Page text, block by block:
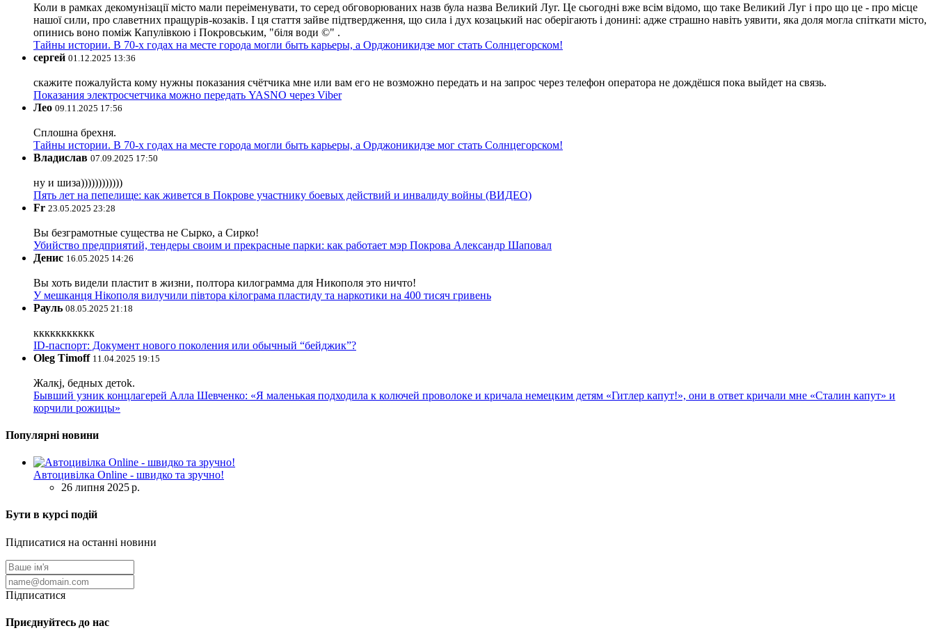
Коли в рамках декомунізації місто мали переіменувати, то серед обговорюваних назв була назва Великий Луг. Це сьогодні вже всім відомо, що таке Великий Луг і про що це - про місце
нашої сили, про славетних пращурів-козаків. І ця стаття зайве підтвердження, що сила і дух козацький нас оберігають і донині: адже страшно навіть уявити, яка доля могла спіткати місто,
опинись воно поміж Капулівкою і Покровським, "біля води ©" .
Тайны истории. В 70-х годах на месте города могли быть карьеры, а Орджоникидзе мог стать Солнцегорском!
сергей 01.12.2025 13:36
скажите пожалуйста кому нужны показания счётчика мне или вам его не возможно передать и на запрос через телефон оператора не дождёшся пока выйдет на связь.
Показания электросчетчика можно передать YASNO через Viber
Лео 09.11.2025 17:56
Сплошна брехня.
Тайны истории. В 70-х годах на месте города могли быть карьеры, а Орджоникидзе мог стать Солнцегорском!
Владислав 07.09.2025 17:50
ну и шиза))))))))))))
Пять лет на пепелище: как живется в Покрове участнику боевых действий и инвалиду войны (ВИДЕО)
Fr 23.05.2025 23:28
Вы безграмотные существа не Сырко, а Сирко!
Убийство предприятий, тендеры своим и прекрасные парки: как работает мэр Покрова Александр Шаповал
Денис 16.05.2025 14:26
Вы хоть видели пластит в жизни, полтора килограмма для Никополя это ничто!
У мешканця Нікополя вилучили півтора кілограма пластиду та наркотики на 400 тисяч гривень
Рауль 08.05.2025 21:18
ккккккккккк
ID-паспорт: Документ нового поколения или обычный “бейджик”?
Oleg Timoff 11.04.2025 19:15
Жалкj, бедных детok.
Бывший узник концлагерей Алла Шевченко: «Я маленькая подходила к колючей проволоке и кричала немецким детям «Гитлер капут!», они в ответ кричали мне «Сталин капут» и
корчили рожицы»
Популярні новини
Автоцивілка Online - швидко та зручно!
26 липня 2025 р.
Бути в курсі подій
Підписатися на останні новини
Підписатися
Приєднуйтесь до нас